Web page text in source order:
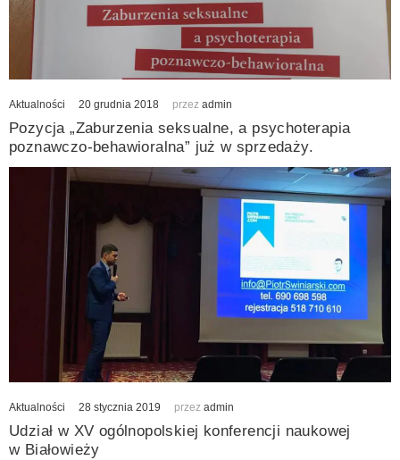
Aktualności 20 grudnia 2018 przez admin
Pozycja „Zaburzenia seksualne, a psychoterapia
poznawczo-behawioralna” już w sprzedaży.
Aktualności 28 stycznia 2019 przez admin
Udział w XV ogólnopolskiej konferencji naukowej
w Białowieży